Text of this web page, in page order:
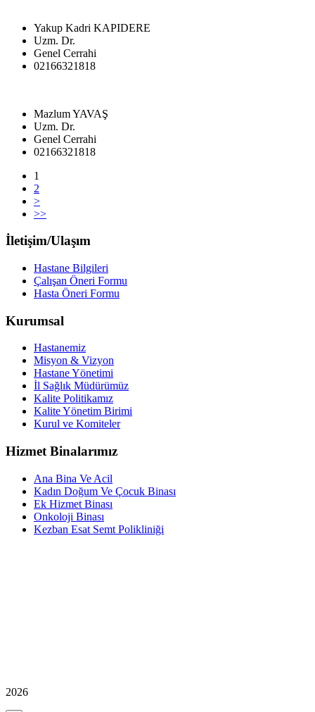
Yakup Kadri KAPIDERE
Uzm. Dr.
Genel Cerrahi
02166321818
Mazlum YAVAŞ
Uzm. Dr.
Genel Cerrahi
02166321818
1
2
>
>>
İletişim/Ulaşım
Hastane Bilgileri
Çalışan Öneri Formu
Hasta Öneri Formu
Kurumsal
Hastanemiz
Misyon & Vizyon
Hastane Yönetimi
İl Sağlık Müdürümüz
Kalite Politikamız
Kalite Yönetim Birimi
Kurul ve Komiteler
Hizmet Binalarımız
Ana Bina Ve Acil
Kadın Doğum Ve Çocuk Binası
Ek Hizmet Binası
Onkoloji Binası
Kezban Esat Semt Polikliniği
2026